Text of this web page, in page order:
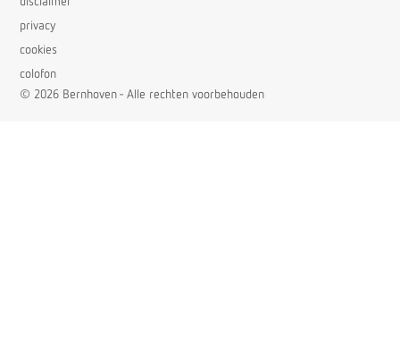
privacy
cookies
colofon
© 2026 Bernhoven - Alle rechten voorbehouden